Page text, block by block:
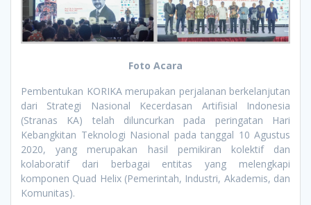
Foto Acara
Pembentukan KORIKA merupakan perjalanan berkelanjutan
dari Strategi Nasional Kecerdasan Artifisial Indonesia
(Stranas KA) telah diluncurkan pada peringatan Hari
Kebangkitan Teknologi Nasional pada tanggal 10 Agustus
2020, yang merupakan hasil pemikiran kolektif dan
kolaboratif dari berbagai entitas yang melengkapi
komponen Quad Helix (Pemerintah, Industri, Akademis, dan
Komunitas).